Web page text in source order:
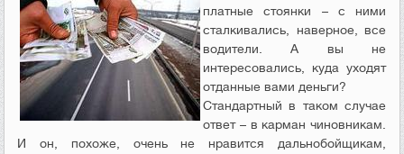
платные стоянки – с ними
сталкивались, наверное, все
водители. А вы не
интересовались, куда уходят
отданные вами деньги?
Стандартный в таком случае
ответ – в карман чиновникам.
И он, похоже, очень не нравится дальнобойщикам,